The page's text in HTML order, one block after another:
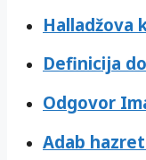
Halladžova
Definicija
Odgovor
Adab